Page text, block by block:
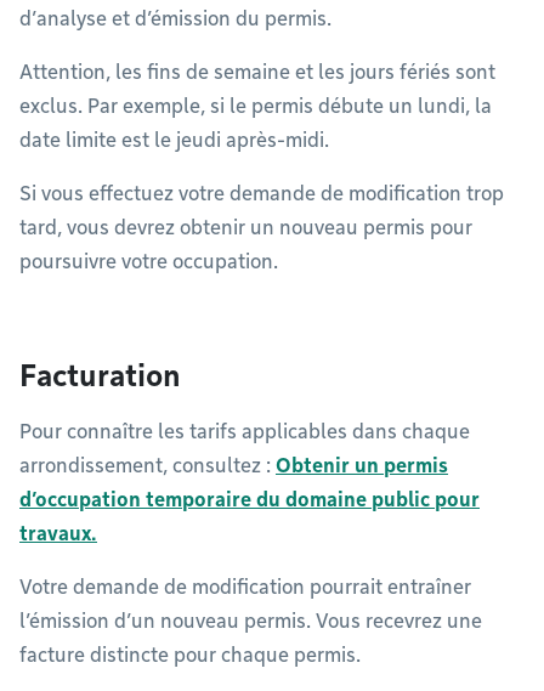
d’analyse et d’émission du permis.
Attention, les fins de semaine et les jours fériés sont
exclus. Par exemple, si le permis débute un lundi, la
date limite est le jeudi après-midi.
Si vous effectuez votre demande de modification trop
tard, vous devrez obtenir un nouveau permis pour
poursuivre votre occupation.
Facturation
Pour connaître les tarifs applicables dans chaque
arrondissement, consultez : Obtenir un permis
d’occupation temporaire du domaine public pour
travaux.
Votre demande de modification pourrait entraîner
l’émission d’un nouveau permis. Vous recevrez une
facture distincte pour chaque permis.